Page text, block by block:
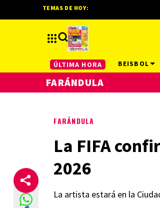
FARÁNDULA
La FIFA
2026
La artista estará en la
TEMAS DE HOY:
ÚLTIMA HORA BEISBOL
FARÁNDULA